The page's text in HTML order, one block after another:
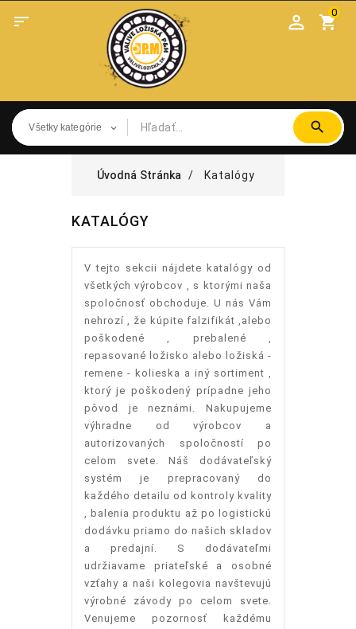
 shopping_cart
0
Úvodná Stránka Katalógy
KATALÓGY
V tejto sekcii nájdete katalógy od
všetkých výrobcov , s ktorými naša
spoločnosť obchoduje. U nás Vám
nehrozí , že kúpite falzifikát ,alebo
poškodené , prebalené ,
repasované ložisko alebo ložiská -
remene - kolieska a iný sortiment ,
ktorý je poškodený prípadne jeho
pôvod je neznámi. Nakupujeme
výhradne od výrobcov a
autorizovaných spoločností po
celom svete. Náš dodávateľský
systém je prepracovaný do
každého detailu od kontroly kvality
, balenia produktu až po logistickú
dodávku priamo do našich skladov
a predajní. S dodávateľmi
udržiavame priateľské a osobné
vzťahy a naši kolegovia navštevujú
výrobné závody po celom svete.
Venujeme pozornosť každému